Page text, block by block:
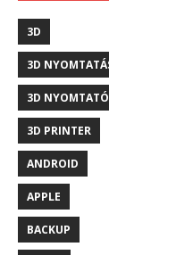
3D
3D NYOMTATÁS
3D NYOMTATÓ
3D PRINTER
ANDROID
APPLE
BACKUP